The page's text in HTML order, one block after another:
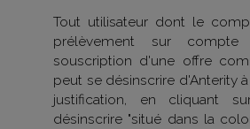
Tout utilisateur dont le
prélèvement sur
souscription d'une offre
peut se désinscrire d'Anterity
justification, en cliquant
désinscrire "situé dans la